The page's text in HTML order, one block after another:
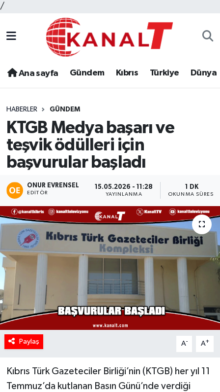
/
Ana sayfa Gündem Kıbrıs Türkiye Dünya
HABERLER GÜNDEM
KTGB Medya başarı ve
teşvik ödülleri için
başvurular başladı
ONUR EVRENSEL
EDITÖR
15.05.2026 - 11:28
YAYINLANMA
1 DK
OKUNMA SÜRESI
Paylaş A- A+
Kıbrıs Türk Gazeteciler Birliği’nin (KTGB) her yıl 11
Temmuz’da kutlanan Basın Günü’nde verdiği